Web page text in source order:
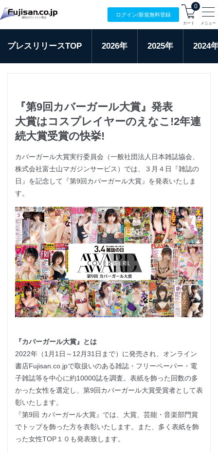
ログイン/新規無料登録
0
カート メニュー
プレスリリースTOP 2026年 2025年 2024
『第9回カバーガール大賞』発表
大賞はコスプレイヤーのえなこ!2年連
続大賞受賞の快挙!
カバーガール大賞実行委員会（一般社団法人日本雑誌協会、
株式会社富士山マガジンサービス）では、３月４日『雑誌の
日』を記念して『第9回カバーガール大賞』を発表いたしま
す。
『カバーガール大賞』とは
2022年（1月1日～12月31日まで）に発売され、オンライン
書店Fujisan.co.jpで取扱いのある雑誌・フリーペーパー・電
子雑誌等を中心に約10000誌を調査。表紙を飾った回数の多
かった女性を選定し、第9回カバーガール大賞受賞者として表
彰いたします。
『第9回 カバーガール大賞』では、大賞、芸能・音楽部門賞
でトップを飾った方を表彰いたします。また、多く表紙を飾
った女性TOP１０も発表致します。